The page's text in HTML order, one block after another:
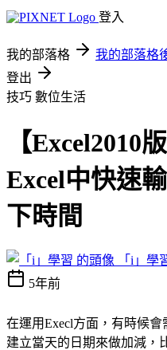
登入
我的部落格 我的部落格
登出
技巧 數位生活
【Excel2010
Excel中快速
下時間
「i」學
5年前
在運用Execl方面，有時候
建立當天的日期來做加減，